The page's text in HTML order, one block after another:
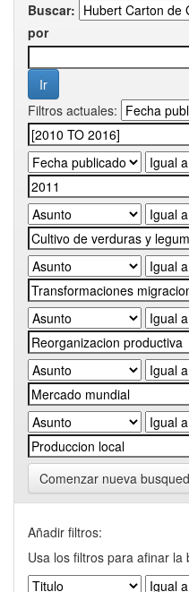
Buscar:
por
Filtros actuales:
Comenzar nueva
Añadir filtros:
Usa los filtros para afinar la